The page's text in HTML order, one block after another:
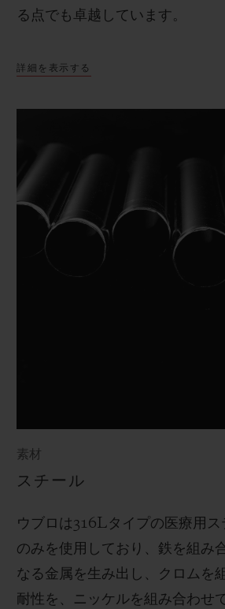
る点でも卓越しています。
詳細を表示する
素材
スチール
ウブロは316L タイプの医療用
のみを使用しており、鉄を組み
なる金属を生み出し、クロムを
耐性を、ニッケルを組み合わせ